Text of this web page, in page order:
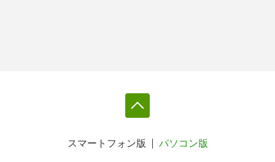
スマートフォン版 パソコン版